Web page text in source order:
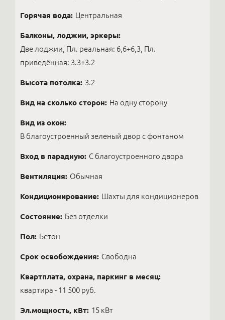
Горячая вода: Центральная
Балконы, лоджии, эркеры:
Две лоджии, Пл. реальная: 6,6+6,3, Пл.
приведённая: 3.3+3.2
Высота потолка: 3.2
Вид на сколько сторон: На одну сторону
Вид из окон:
В благоустроенный зеленый двор с фонтаном
Вход в парадную: С благоустроенного двора
Вентиляция: Обычная
Кондиционирование: Шахты для кондиционеров
Состояние: Без отделки
Пол: Бетон
Срок освобождения: Свободна
Квартплата, охрана, паркинг в месяц:
квартира - 11 500 руб.
Эл.мощность, кВт: 15 кВт